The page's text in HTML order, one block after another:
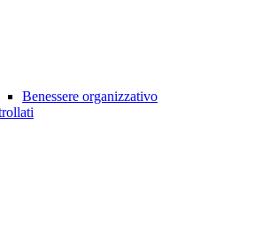
Benessere organizzativo